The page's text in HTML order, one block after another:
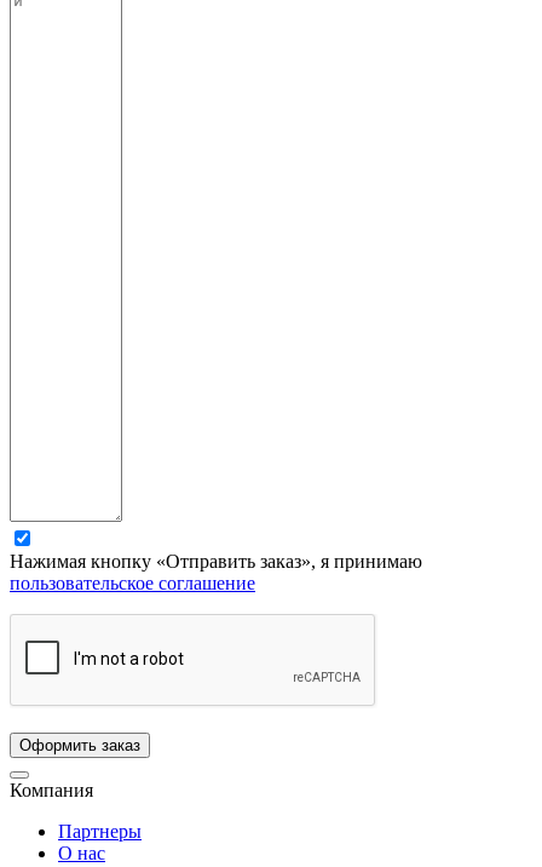
Нажимая кнопку «Отправить заказ», я принимаю
пользовательское соглашение
Компания
Партнеры
О нас